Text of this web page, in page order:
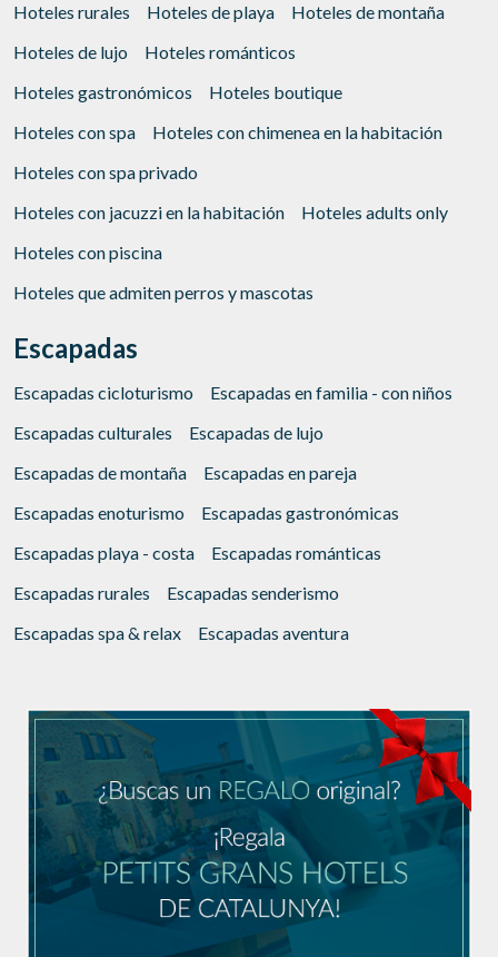
Verificar localizador
Hoteles rurales Hoteles de playa
Hoteles de montaña
Hoteles de lujo
Hoteles románticos
Hoteles gastronómicos
Hoteles boutique
Hoteles con spa
Hoteles con chimenea en la habitación
Hoteles con spa privado
Hoteles con jacuzzi en la habitación
Hoteles adults only
Hoteles con piscina
Hoteles que admiten perros y mascotas
Escapadas
Escapadas cicloturismo
Escapadas en familia - con niños
Escapadas culturales
Escapadas de lujo
Escapadas de montaña
Escapadas en pareja
Escapadas enoturismo
Escapadas gastronómicas
Escapadas playa - costa
Escapadas románticas
Escapadas rurales
Escapadas senderismo
Escapadas spa & relax
Escapadas aventura